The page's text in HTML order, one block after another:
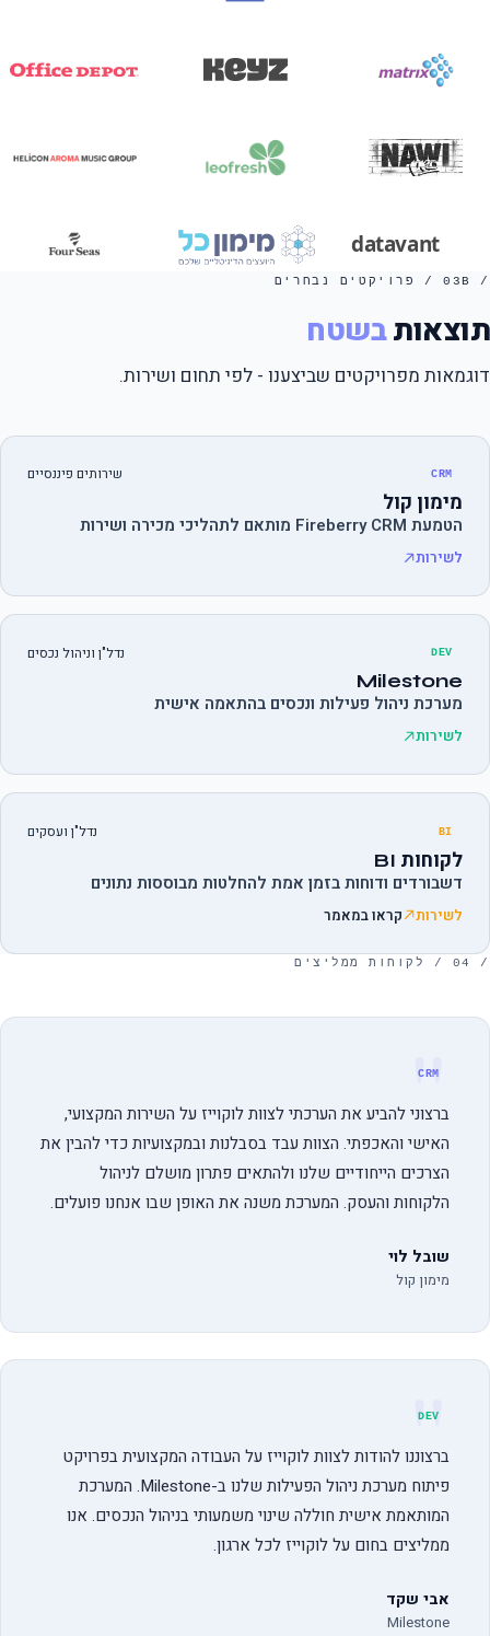
/ 03B / פרויקטים נבחרים
תוצאותבשטח
דוגמאות מפרויקטים שביצענו - לפי תחום ושירות.
CRM שירותים פיננסיים
מימון קול
הטמעת Fireberry CRM מותאם לתהליכי מכירה ושירות
לשירות
DEV נדל"ן וניהול נכסים
Milestone
מערכת ניהול פעילות ונכסים בהתאמה אישית
לשירות
BI נדל"ן ועסקים
לקוחות BI
דשבורדים ודוחות בזמן אמת להחלטות מבוססות נתונים
לשירות קראו במאמר
/ 04 / לקוחות ממליצים
CRM
"
ברצוני להביע את הערכתי לצוות לוקוייז על השירות המקצועי,
האישי והאכפתי. הצוות עבד בסבלנות ובמקצועיות כדי להבין את
הצרכים הייחודיים שלנו ולהתאים פתרון מושלם לניהול
הלקוחות והעסק. המערכת משנה את האופן שבו אנחנו פועלים.
שובל לוי
מימון קול
DEV
"
ברצוננו להודות לצוות לוקוייז על העבודה המקצועית בפרויקט
פיתוח מערכת ניהול הפעילות שלנו ב-Milestone. המערכת
המותאמת אישית חוללה שינוי משמעותי בניהול הנכסים. אנו
ממליצים בחום על לוקוייז לכל ארגון.
אבי שקד
Milestone